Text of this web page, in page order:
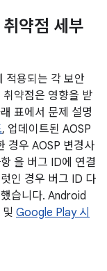
약점 세부
적용되는 각 보안
약점은 영향을 받
표에서 문제 설명
, 업데이트된 AOSP
경우 AOSP 변경사
을 버그 ID에 연결
인 경우 버그 ID 다
습니다. Android
Google Play 시